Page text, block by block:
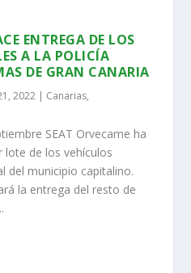
ENTREGA DE LOS
A LA POLICÍA
DE GRAN CANARIA
2022 | Canarias,
SEAT Orvecame ha
lote de los vehículos
del municipio capitalino.
la entrega del resto de